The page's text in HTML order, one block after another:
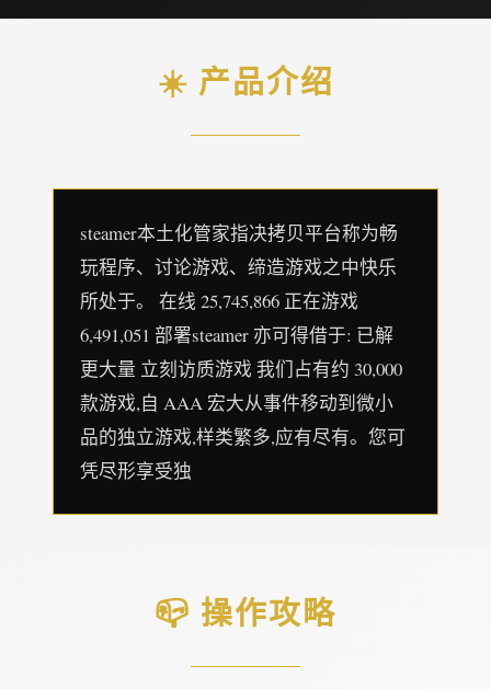
☀️ 产品介绍
steamer本土化管家指决拷贝平台称为畅
玩程序、讨论游戏、缔造游戏之中快乐
所处于。 在线 25,745,866 正在游戏
6,491,051 部署steamer 亦可得借于: 已解
更大量 立刻访质游戏 我们占有约 30,000
款游戏,自 AAA 宏大从事件移动到微小
品的独立游戏,样类繁多,应有尽有。您可
凭尽形享受独
📪 操作攻略